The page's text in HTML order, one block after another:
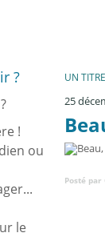
?
!
ou
le
UN
25
Posté par